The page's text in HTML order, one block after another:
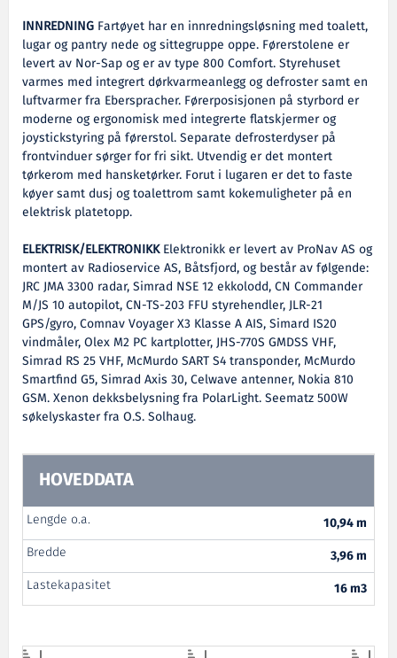
INNREDNING Fartøyet har en innredningsløsning med toalett,
lugar og pantry nede og sittegruppe oppe. Førerstolene er
levert av Nor-Sap og er av type 800 Comfort. Styrehuset
varmes med integrert dørkvarmeanlegg og defroster samt en
luftvarmer fra Eberspracher. Førerposisjonen på styrbord er
moderne og ergonomisk med integrerte flatskjermer og
joystickstyring på førerstol. Separate defrosterdyser på
frontvinduer sørger for fri sikt. Utvendig er det montert
tørkerom med hansketørker. Forut i lugaren er det to faste
køyer samt dusj og toalettrom samt kokemuligheter på en
elektrisk platetopp.
ELEKTRISK/ELEKTRONIKKElektronikk er levert av ProNav AS og
montert av Radioservice AS, Båtsfjord, og består av følgende:
JRC JMA 3300 radar, Simrad NSE 12 ekkolodd, CN Commander
M/JS 10 autopilot, CN-TS-203 FFU styrehendler, JLR-21
GPS/gyro, Comnav Voyager X3 Klasse A AIS, Simard IS20
vindmåler, Olex M2 PC kartplotter, JHS-770S GMDSS VHF,
Simrad RS 25 VHF, McMurdo SART S4 transponder, McMurdo
Smartfind G5, Simrad Axis 30, Celwave antenner, Nokia 810
GSM. Xenon dekksbelysning fra PolarLight. Seematz 500W
søkelyskaster fra O.S. Solhaug.
HOVEDDATA
Lengde o.a.
10,94 m
Bredde
3,96 m
Lastekapasitet
16 m3